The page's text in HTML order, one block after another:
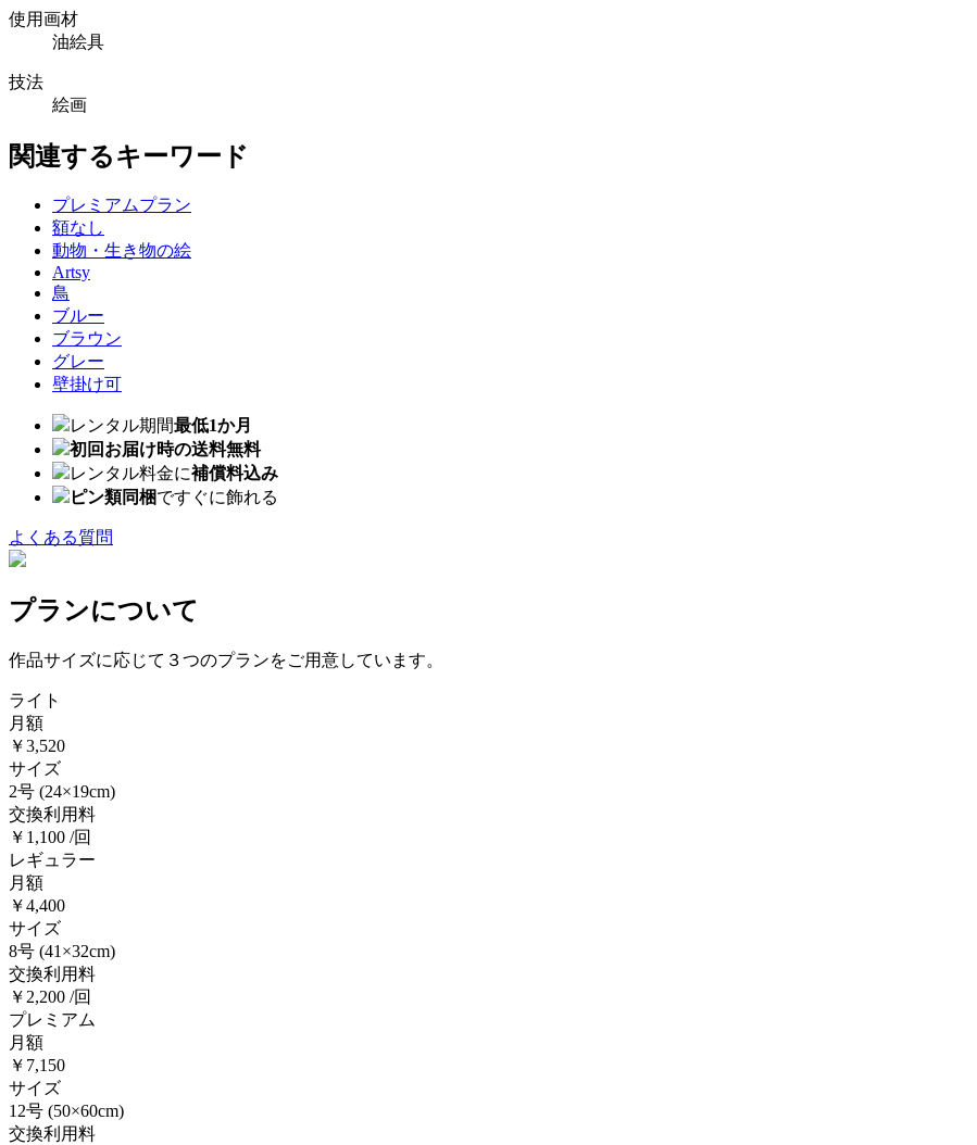
使用画材
油絵具
技法
絵画
関連するキーワード
プレミアムプラン
額なし
動物・生き物の絵
Artsy
鳥
ブルー
ブラウン
グレー
壁掛け可
レンタル期間最低1か月
初回お届け時の送料無料
レンタル料金に補償料込み
ピン類同梱ですぐに飾れる
よくある質問
プランについて
作品サイズに応じて３つのプランをご用意しています。
ライト
月額
￥3,520
サイズ
2号 (24×19cm)
交換利用料
￥1,100 /回
レギュラー
月額
￥4,400
サイズ
8号 (41×32cm)
交換利用料
￥2,200 /回
プレミアム
月額
￥7,150
サイズ
12号 (50×60cm)
交換利用料